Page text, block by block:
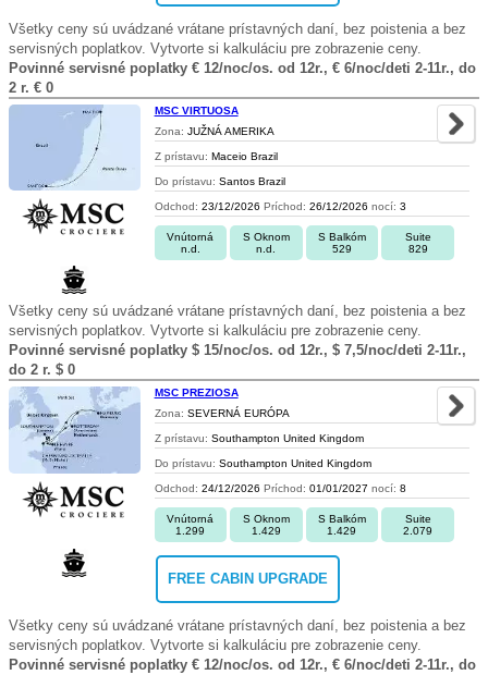
Všetky ceny sú uvádzané vrátane prístavných daní, bez poistenia a bez
servisných poplatkov. Vytvorte si kalkuláciu pre zobrazenie ceny.
Povinné servisné poplatky € 12/noc/os. od 12r., € 6/noc/deti 2-11r., do
2 r. € 0
MSC VIRTUOSA
Zona: JUŽNÁ AMERIKA
Z prístavu: Maceio Brazil
Do prístavu: Santos Brazil
Odchod: 23/12/2026 Príchod: 26/12/2026 nocí: 3
Vnútorná
n.d.
S Oknom
n.d.
S Balkóm
529
Suite
829
Všetky ceny sú uvádzané vrátane prístavných daní, bez poistenia a bez
servisných poplatkov. Vytvorte si kalkuláciu pre zobrazenie ceny.
Povinné servisné poplatky $ 15/noc/os. od 12r., $ 7,5/noc/deti 2-11r.,
do 2 r. $ 0
MSC PREZIOSA
Zona: SEVERNÁ EURÓPA
Z prístavu: Southampton United Kingdom
Do prístavu: Southampton United Kingdom
Odchod: 24/12/2026 Príchod: 01/01/2027 nocí: 8
Vnútorná
1.299
S Oknom
1.429
S Balkóm
1.429
Suite
2.079
FREE CABIN UPGRADE
Všetky ceny sú uvádzané vrátane prístavných daní, bez poistenia a bez
servisných poplatkov. Vytvorte si kalkuláciu pre zobrazenie ceny.
Povinné servisné poplatky € 12/noc/os. od 12r., € 6/noc/deti 2-11r., do